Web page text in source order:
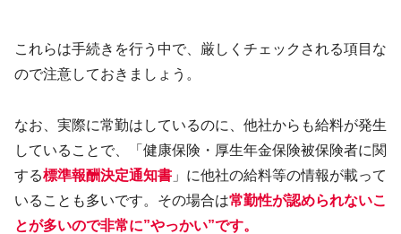
これらは手続きを行う中で、厳しくチェックされる項目な
ので注意しておきましょう。
なお、実際に常勤はしているのに、他社からも給料が発生
していることで、「健康保険・厚生年金保険被保険者に関
する標準報酬決定通知書 」に他社の給料等の情報が載って
いることも多いです。その場合は常勤性が認められないこ
とが多いので非常に”やっかい”です。